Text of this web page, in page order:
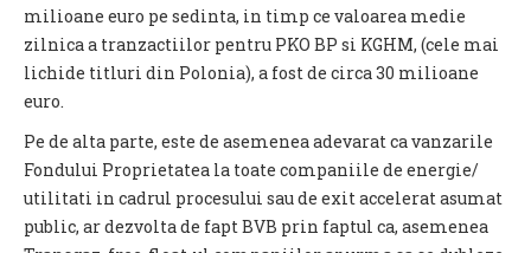
milioane euro pe sedinta, in timp ce valoarea medie
zilnica a tranzactiilor pentru PKO BP si KGHM, (cele mai
lichide titluri din Polonia), a fost de circa 30 milioane
euro.
Pe de alta parte, este de asemenea adevarat ca vanzarile
Fondului Proprietatea la toate companiile de energie/
utilitati in cadrul procesului sau de exit accelerat asumat
public, ar dezvolta de fapt BVB prin faptul ca, asemenea